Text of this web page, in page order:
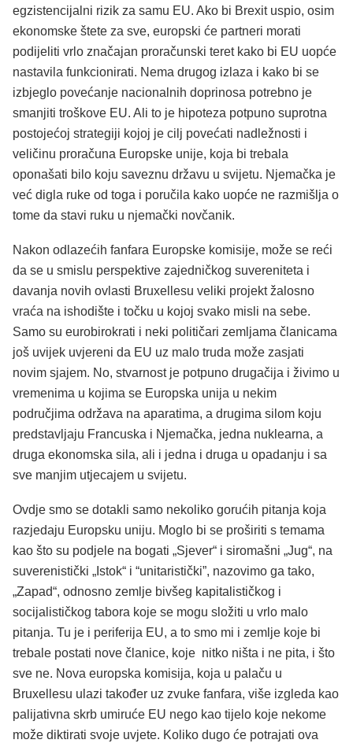
egzistencijalni rizik za samu EU. Ako bi Brexit uspio, osim
ekonomske štete za sve, europski će partneri morati
podijeliti vrlo značajan proračunski teret kako bi EU uopće
nastavila funkcionirati. Nema drugog izlaza i kako bi se
izbjeglo povećanje nacionalnih doprinosa potrebno je
smanjiti troškove EU. Ali to je hipoteza potpuno suprotna
postojećoj strategiji kojoj je cilj povećati nadležnosti i
veličinu proračuna Europske unije, koja bi trebala
oponašati bilo koju saveznu državu u svijetu. Njemačka je
već digla ruke od toga i poručila kako uopće ne razmišlja o
tome da stavi ruku u njemački novčanik.
Nakon odlazećih fanfara Europske komisije, može se reći
da se u smislu perspektive zajedničkog suvereniteta i
davanja novih ovlasti Bruxellesu veliki projekt žalosno
vraća na ishodište i točku u kojoj svako misli na sebe.
Samo su eurobirokrati i neki političari zemljama članicama
još uvijek uvjereni da EU uz malo truda može zasjati
novim sjajem. No, stvarnost je potpuno drugačija i živimo u
vremenima u kojima se Europska unija u nekim
područjima održava na aparatima, a drugima silom koju
predstavljaju Francuska i Njemačka, jedna nuklearna, a
druga ekonomska sila, ali i jedna i druga u opadanju i sa
sve manjim utjecajem u svijetu.
Ovdje smo se dotakli samo nekoliko gorućih pitanja koja
razjedaju Europsku uniju. Moglo bi se proširiti s temama
kao što su podjele na bogati „Sjever“ i siromašni „Jug“, na
suverenistički „Istok“ i “unitaristički”, nazovimo ga tako,
„Zapad“, odnosno zemlje bivšeg kapitalističkog i
socijalističkog tabora koje se mogu složiti u vrlo malo
pitanja. Tu je i periferija EU, a to smo mi i zemlje koje bi
trebale postati nove članice, koje nitko ništa i ne pita, i što
sve ne. Nova europska komisija, koja u palaču u
Bruxellesu ulazi također uz zvuke fanfara, više izgleda kao
palijativna skrb umiruće EU nego kao tijelo koje nekome
može diktirati svoje uvjete. Koliko dugo će potrajati ova